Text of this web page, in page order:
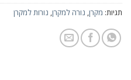
תגיות: מקרן, נורה למקרן, נורות למקרן